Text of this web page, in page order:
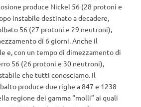
produce Nickel 56 (28 protoni e
instabile destinato a decadere,
56 (27 protoni e 29 neutroni),
di 6 giorni. Anche il
e, con un tempo di dimezzamento di
56 (26 protoni e 30 neutroni),
che tutti conosciamo. Il
produce due righe a 847 e 1238
regione dei gamma “molli” ai quali